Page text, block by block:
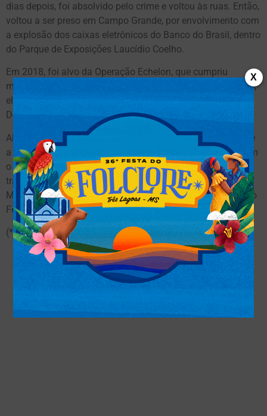
dias depois, foi absolvido pelo crime e voltou às ruas. Então,
voltou a ser preso em Campo Grande, por envolvimento com
a explosão dos caixas eletrônicos do Banco do Brasil, dentro
do Parque de Exposições Laucídio Coelho.
Em 2018, foi alvo da Operação Echelon, que cumpriu
mandados em Mato Grosso do Sul contra o PCC. Na época,
ele estava preso na PED (Penitenciária Estadual de
Dourados).
Além das várias passagens, ligações interceptadas durante
a Operação Fénix, deflagrada pela Polícia Federal, provaram
o envolvimento do suspeito, e de toda a família, com o
traficante Luiz Fernando da Costa, o ‘Fernandinho Beira-
Mar’, no período em que ambos estavam presos no Presídio
Federal de Catanduvas, no Paraná. –
(*) CREDITO: CAMPO GRANDE NEWS
X